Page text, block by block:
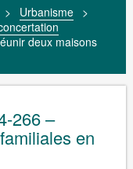
> Urbanisme
>
deux maisons
266 –
en